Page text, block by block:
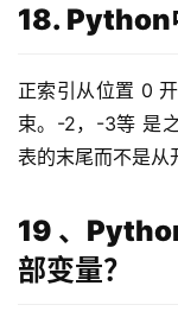
18. Python
正索引从位置 0
束。-2，-3等 是
表的末尾而不是从
19 、
部变量？